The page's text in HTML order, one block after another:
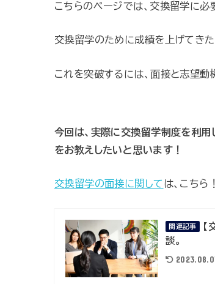
こちらのページでは、交換留学に必
交換留学のために成績を上げてきた
これを突破するには、面接と志望動
今回は、実際に交換留学制度を利用
をお教えしたいと思います！
交換留学の面接に関しては、こちら！
関連記事
談。